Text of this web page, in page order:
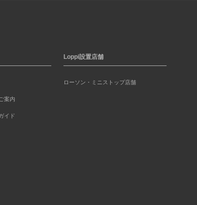
案内
イド
Loppi設置店舗
ローソン・ミニストップ店舗